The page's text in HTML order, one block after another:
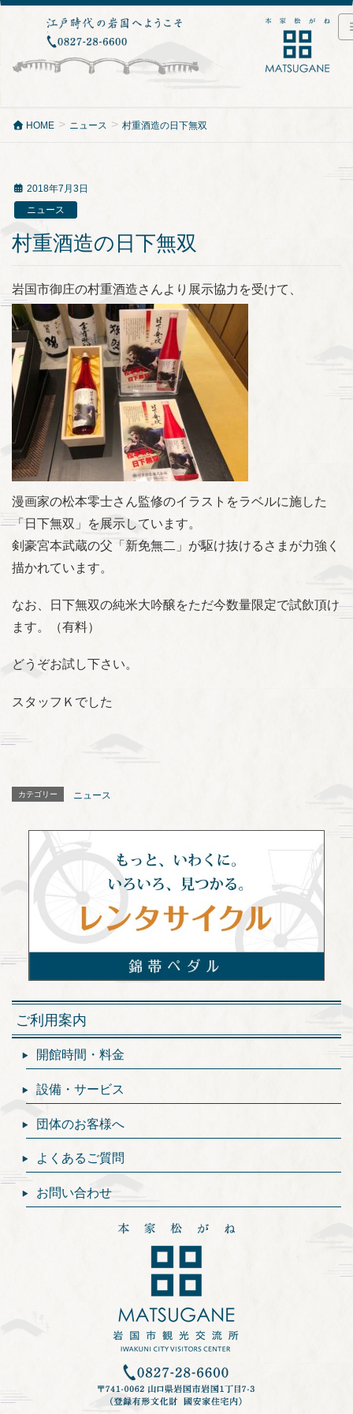
HOME ニュース 村重酒造の日下無双
2018年7月3日
ニュース
村重酒造の日下無双
岩国市御庄の村重酒造さんより展示協力を受けて、
漫画家の松本零士さん監修のイラストをラベルに施した
「日下無双」を展示しています。
剣豪宮本武蔵の父「新免無二」が駆け抜けるさまが力強く
描かれています。
なお、日下無双の純米大吟醸をただ今数量限定で試飲頂け
ます。（有料）
どうぞお試し下さい。
スタッフＫでした
カテゴリー ニュース
ご利用案内
開館時間・料金
設備・サービス
団体のお客様へ
よくあるご質問
お問い合わせ